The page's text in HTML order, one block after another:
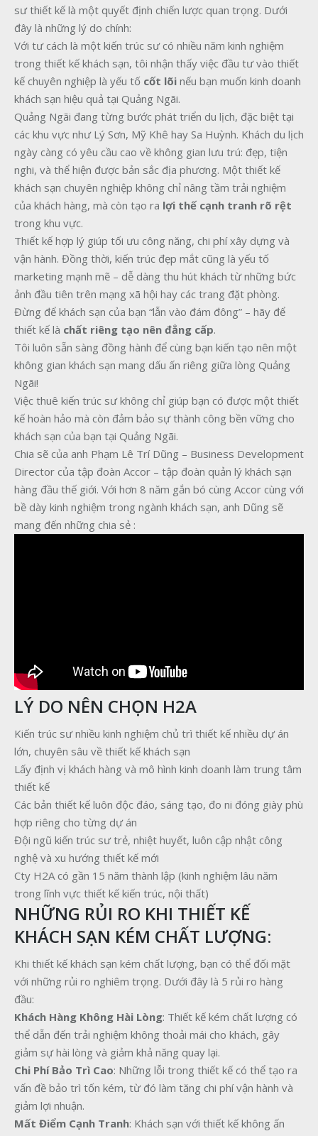
sư thiết kế là một quyết định chiến lược quan trọng. Dưới
đây là những lý do chính:
Với tư cách là một kiến trúc sư có nhiều năm kinh nghiệm
trong thiết kế khách sạn, tôi nhận thấy việc đầu tư vào thiết
kế chuyên nghiệp là yếu tố cốt lõi nếu bạn muốn kinh doanh
khách sạn hiệu quả tại Quảng Ngãi.
Quảng Ngãi đang từng bước phát triển du lịch, đặc biệt tại
các khu vực như Lý Sơn, Mỹ Khê hay Sa Huỳnh. Khách du lịch
ngày càng có yêu cầu cao về không gian lưu trú: đẹp, tiện
nghi, và thể hiện được bản sắc địa phương. Một thiết kế
khách sạn chuyên nghiệp không chỉ nâng tầm trải nghiệm
của khách hàng, mà còn tạo ra lợi thế cạnh tranh rõ rệt
trong khu vực.
Thiết kế hợp lý giúp tối ưu công năng, chi phí xây dựng và
vận hành. Đồng thời, kiến trúc đẹp mắt cũng là yếu tố
marketing mạnh mẽ – dễ dàng thu hút khách từ những bức
ảnh đầu tiên trên mạng xã hội hay các trang đặt phòng.
Đừng để khách sạn của bạn “lẫn vào đám đông” – hãy để
thiết kế là chất riêng tạo nên đẳng cấp.
Tôi luôn sẵn sàng đồng hành để cùng bạn kiến tạo nên một
không gian khách sạn mang dấu ấn riêng giữa lòng Quảng
Ngãi!
Việc thuê kiến trúc sư không chỉ giúp bạn có được một thiết
kế hoàn hảo mà còn đảm bảo sự thành công bền vững cho
khách sạn của bạn tại Quảng Ngãi.
Chia sẽ của anh Phạm Lê Trí Dũng – Business Development
Director của tập đoàn Accor – tập đoàn quản lý khách sạn
hàng đầu thế giới. Với hơn 8 năm gắn bó cùng Accor cùng với
bề dày kinh nghiệm trong ngành khách sạn, anh Dũng sẽ
mang đến những chia sẻ :
LÝ DO NÊN CHỌN H2A
Kiến trúc sư nhiều kinh nghiệm chủ trì thiết kế nhiều dự án
lớn, chuyên sâu về thiết kế khách sạn
Lấy định vị khách hàng và mô hình kinh doanh làm trung tâm
thiết kế
Các bản thiết kế luôn độc đáo, sáng tạo, đo ni đóng giày phù
hợp riêng cho từng dự án
Đội ngũ kiến trúc sư trẻ, nhiệt huyết, luôn cập nhật công
nghệ và xu hướng thiết kế mới
Cty H2A có gần 15 năm thành lập (kinh nghiệm lâu năm
trong lĩnh vực thiết kế kiến trúc, nội thất)
NHỮNG RỦI RO KHI THIẾT KẾ
KHÁCH SẠN KÉM CHẤT LƯỢNG:
Khi thiết kế khách sạn kém chất lượng, bạn có thể đối mặt
với những rủi ro nghiêm trọng. Dưới đây là 5 rủi ro hàng
đầu:
Khách Hàng Không Hài Lòng: Thiết kế kém chất lượng có
thể dẫn đến trải nghiệm không thoải mái cho khách, gây
giảm sự hài lòng và giảm khả năng quay lại.
Chi Phí Bảo Trì Cao: Những lỗi trong thiết kế có thể tạo ra
vấn đề bảo trì tốn kém, từ đó làm tăng chi phí vận hành và
giảm lợi nhuận.
Mất Điểm Cạnh Tranh: Khách sạn với thiết kế không ấn